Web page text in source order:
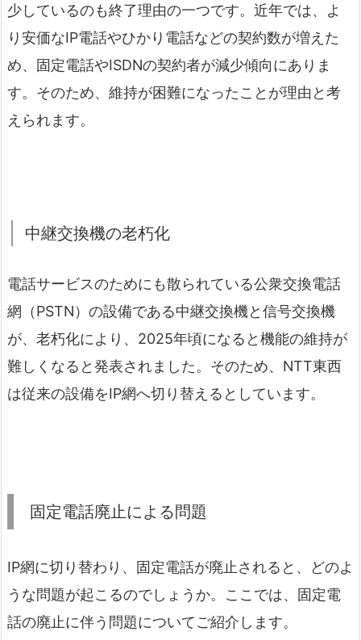
少しているのも終了理由の一つです。近年では、よ
り安価なIP電話やひかり電話などの契約数が増えた
め、固定電話やISDNの契約者が減少傾向にありま
す。そのため、維持が困難になったことが理由と考
えられます。
中継交換機の老朽化
電話サービスのためにも散られている公衆交換電話
網（PSTN）の設備である中継交換機と信号交換機
が、老朽化により、2025年頃になると機能の維持が
難しくなると発表されました。そのため、NTT東西
は従来の設備をIP網へ切り替えるとしています。
固定電話廃止による問題
IP網に切り替わり、固定電話が廃止されると、どのよ
うな問題が起こるのでしょうか。ここでは、固定電
話の廃止に伴う問題についてご紹介します。